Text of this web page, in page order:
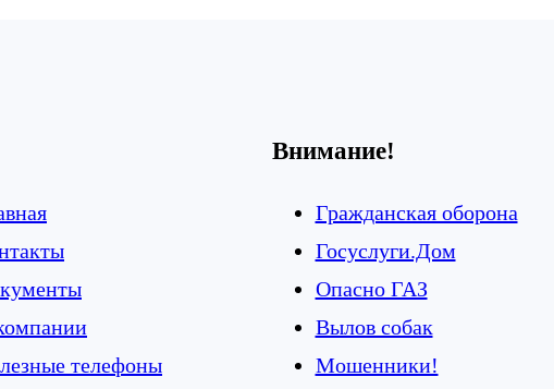
телефоны
Внимание!
Гражданская оборона
Госуслуги.Дом
Опасно ГАЗ
Вылов собак
Мошенники!